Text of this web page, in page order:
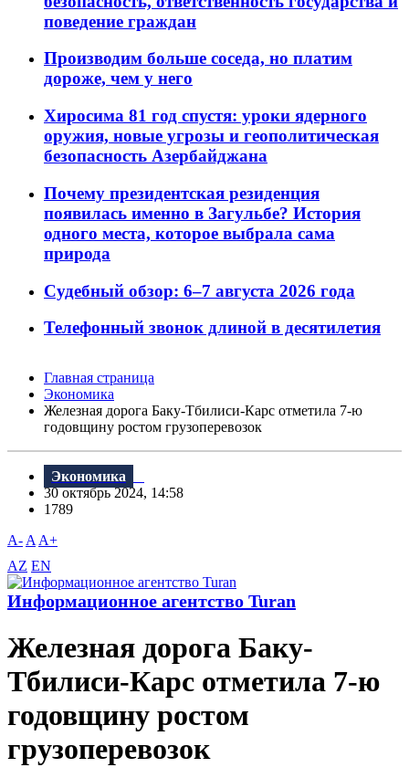
поведение граждан
Производим больше соседа, но платим
дороже, чем у него
Хиросима 81 год спустя: уроки ядерного
оружия, новые угрозы и геополитическая
безопасность Азербайджана
Почему президентская резиденция
появилась именно в Загульбе? История
одного места, которое выбрала сама
природа
Судебный обзор: 6–7 августа 2026 года
Телефонный звонок длиной в десятилетия
Главная страница
Экономика
Железная дорога Баку-Тбилиси-Карс отметила 7-ю
годовщину ростом грузоперевозок
Экономика
30 октябрь 2024, 14:58
1789
A- A A+
AZ EN
Информационное агентство Turan
Железная дорога Баку-
Тбилиси-Карс отметила 7-ю
годовщину ростом
грузоперевозок